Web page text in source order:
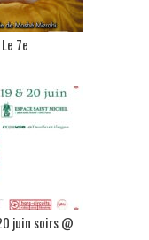
7e
juin soirs @